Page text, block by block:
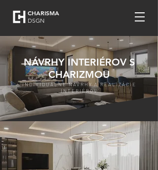
CHARISMA
DSGN
NÁVRHY INTERIÉROV S
CHARIZMOU
INDIVIDUÁLNE NÁVRHY A REALIZÁCIE
INTERIÉROV